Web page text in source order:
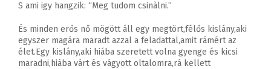
S ami igy hangzik: “Meg tudom csinàlni.”
És minden erős nő mögött áll egy megtört,félős kislány,aki
egyszer magára maradt azzal a feladattal,amit rámért az
élet.Egy kislány,aki hiába szeretett volna gyenge és kicsi
maradni,hiába várt és vágyott oltalomra,rá kellett